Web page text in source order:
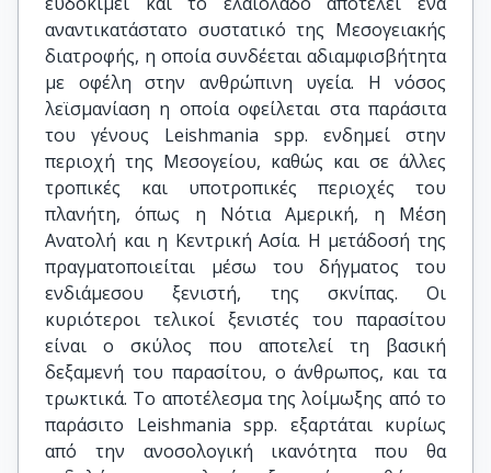
αναντικατάστατο συστατικό της Μεσογειακής
διατροφής, η οποία συνδέεται αδιαμφισβήτητα
με οφέλη στην ανθρώπινη υγεία. H νόσος
λεϊσμανίαση η οποία οφείλεται στα παράσιτα
του γένους Leishmania spp. ενδημεί στην
περιοχή της Μεσογείου, καθώς και σε άλλες
τροπικές και υποτροπικές περιοχές του
πλανήτη, όπως η Νότια Αμερική, η Μέση
Ανατολή και η Κεντρική Ασία. Η μετάδοσή της
πραγματοποιείται μέσω του δήγματος του
ενδιάμεσου ξενιστή, της σκνίπας. Οι
κυριότεροι τελικοί ξενιστές του παρασίτου
είναι ο σκύλος που αποτελεί τη βασική
δεξαμενή του παρασίτου, ο άνθρωπος, και τα
τρωκτικά. Το αποτέλεσμα της λοίμωξης από το
παράσιτο Leishmania spp. εξαρτάται κυρίως
από την ανοσολογική ικανότητα που θα